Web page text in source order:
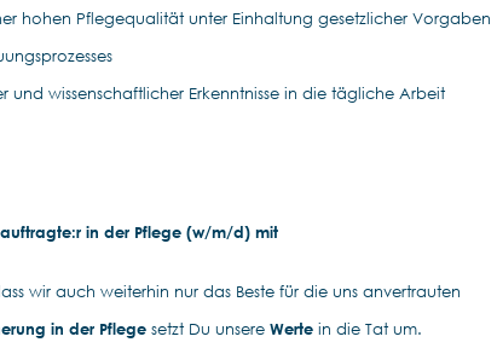
hohen Pflegequalität unter Einhaltung gesetzlicher Vorgaben
und wissenschaftlicher Erkenntnisse in die tägliche Arbeit
in der Pflege (w/m/d) mit
wir auch weiterhin nur das Beste für die uns anvertrauten
in der Pflege setzt Du unsere Werte in die Tat um.